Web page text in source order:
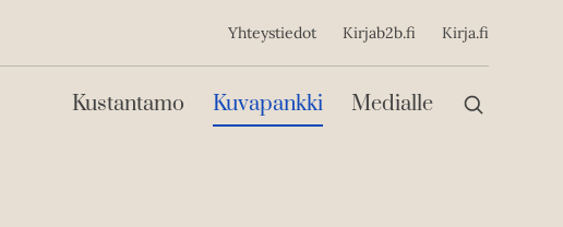
Yhteystiedot Kirjab2b.fi Kirja.fi
Päävalikko
Kustantamo Kuvapankki Medialle